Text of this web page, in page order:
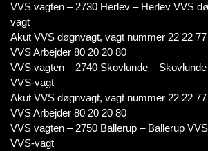
VVS vagten – 2730 Herlev – Herlev VVS
vagt
Akut VVS døgnvagt, vagt nummer 22 22
VVS Arbejder 80 20 20 80
VVS vagten – 2740 Skovlunde –
VVS-vagt
Akut VVS døgnvagt, vagt nummer 22 22
VVS Arbejder 80 20 20 80
VVS vagten – 2750 Ballerup – Ballerup
VVS-vagt